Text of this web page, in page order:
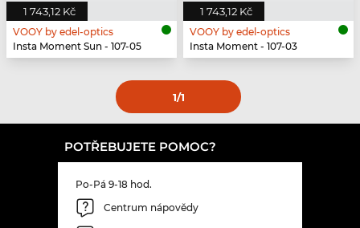
1 743,12 Kč
VOOY by edel-optics
Insta Moment Sun - 107-05
1 743,12 Kč
VOOY by edel-optics
Insta Moment - 107-03
1/1
POTŘEBUJETE POMOC?
Po-Pá 9-18 hod.
Centrum nápovědy